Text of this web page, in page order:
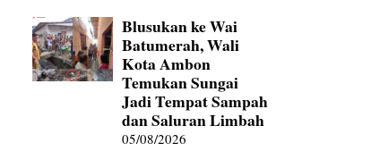
Blusukan ke Wai
Batumerah, Wali
Kota Ambon
Temukan Sungai
Jadi Tempat Sampah
dan Saluran Limbah
05/08/2026